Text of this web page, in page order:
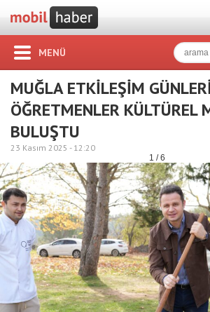
MENÜ
MUĞLA ETKİLEŞİM
ÖĞRETMENLER KÜLTÜREL
BULUŞTU
23 Kasım 2025 - 12:20
1 / 6